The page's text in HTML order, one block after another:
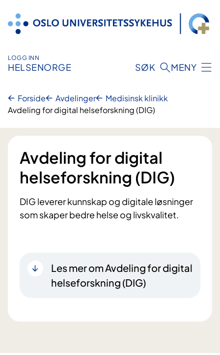
innhold
LOGG INN
HELSENORGE SØK MENY
Forside Avdelinger
Medisinsk klinikk
Avdeling for digital helseforskning (DIG)
Avdeling for digital
helseforskning (DIG)
DIG leverer kunnskap og digitale løsninger
som skaper bedre helse og livskvalitet.
Les mer om Avdeling for digital
helseforskning (DIG)